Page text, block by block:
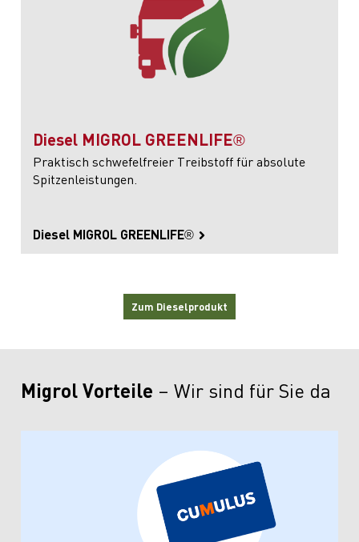
Diesel MIGROL GREENLIFE®
Praktisch schwefelfreier Treibstoff für absolute
Spitzenleistungen.
Diesel MIGROL GREENLIFE®
Zum Dieselprodukt
Migrol Vorteile Wir sind für Sie da